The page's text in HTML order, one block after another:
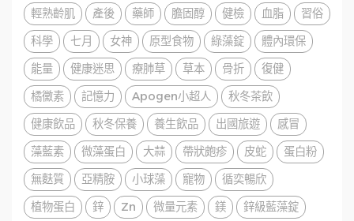
輕熟齡肌
產後 藥師 膽固醇 健檢 血脂
習俗
科學
七月 女神 原型食物 綠藻錠
體內環保
能量
健康迷思 療肺草 草本 骨折
復健
橘黴素
記憶力 Apogen小超人
秋冬茶飲
健康飲品
秋冬保養 養生飲品 出國旅遊
感冒
藻藍素
微藻蛋白 大蒜 帶狀皰疹 皮蛇
蛋白粉
無麩質
亞精胺 小球藻 寵物
循奕暢欣
植物蛋白
鋅 Zn 微量元素 鎂
鋅級藍藻錠